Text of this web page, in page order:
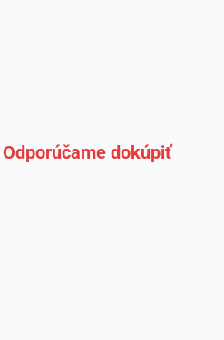
Odporúčame dokúpiť